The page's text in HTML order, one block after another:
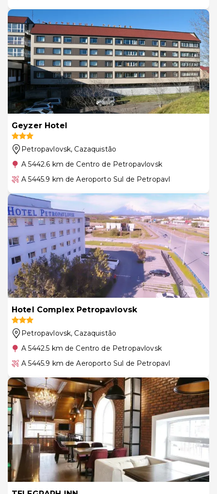
Geyzer Hotel
Petropavlovsk, Cazaquistão
A 5442.6 km de Centro de Petropavlovsk
A 5445.9 km de Aeroporto Sul de Petropavl
Hotel Complex Petropavlovsk
Petropavlovsk, Cazaquistão
A 5442.5 km de Centro de Petropavlovsk
A 5445.9 km de Aeroporto Sul de Petropavl